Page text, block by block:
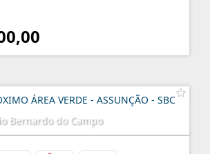
ÁREA VERDE - ASSUNÇÃO - SBC
Bernardo do Campo